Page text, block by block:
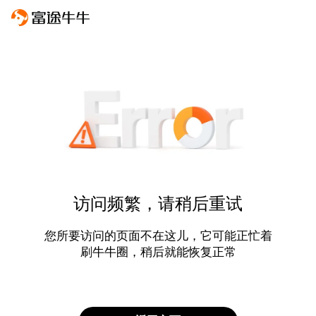
访问频繁，请稍后重试
您所要访问的页面不在这儿，它可能正忙着
刷牛牛圈，稍后就能恢复正常